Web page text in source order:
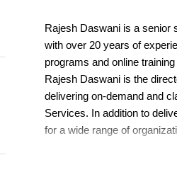
Rajesh Daswani is a senior
with over 20 years of
programs and online
Rajesh Daswani is the
delivering on-demand and
Services. In addition to
for a wide range of